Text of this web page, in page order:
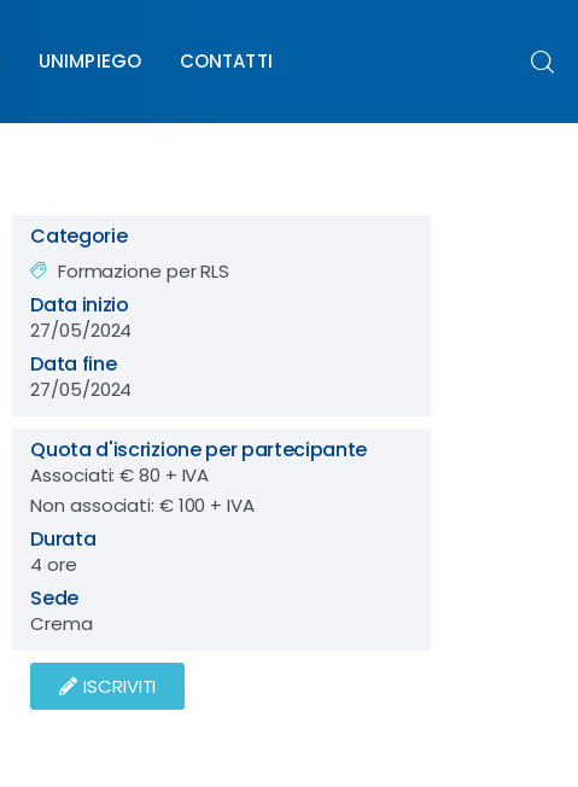
UNIMPIEGO CONTATTI
Categorie
Formazione per RLS
Data inizio
27/05/2024
Data fine
27/05/2024
Quota d'iscrizione per partecipante
Associati: € 80 + IVA
Non associati: € 100 + IVA
Durata
4 ore
Sede
Crema
ISCRIVITI